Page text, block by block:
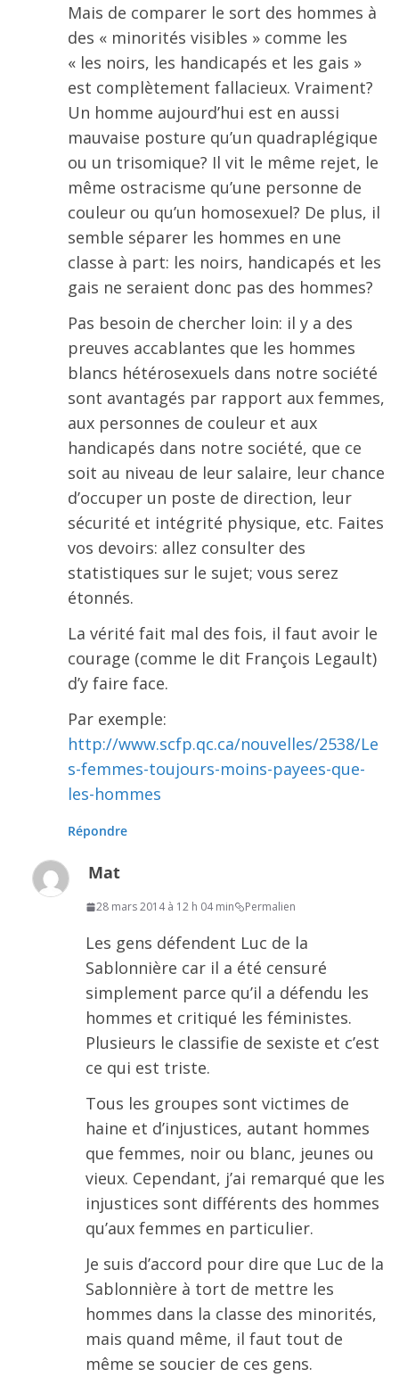
Mais de comparer le sort des hommes à
des « minorités visibles » comme les
« les noirs, les handicapés et les gais »
est complètement fallacieux. Vraiment?
Un homme aujourd’hui est en aussi
mauvaise posture qu’un quadraplégique
ou un trisomique? Il vit le même rejet, le
même ostracisme qu’une personne de
couleur ou qu’un homosexuel? De plus, il
semble séparer les hommes en une
classe à part: les noirs, handicapés et les
gais ne seraient donc pas des hommes?
Pas besoin de chercher loin: il y a des
preuves accablantes que les hommes
blancs hétérosexuels dans notre société
sont avantagés par rapport aux femmes,
aux personnes de couleur et aux
handicapés dans notre société, que ce
soit au niveau de leur salaire, leur chance
d’occuper un poste de direction, leur
sécurité et intégrité physique, etc. Faites
vos devoirs: allez consulter des
statistiques sur le sujet; vous serez
étonnés.
La vérité fait mal des fois, il faut avoir le
courage (comme le dit François Legault)
d’y faire face.
Par exemple:
http://www.scfp.qc.ca/nouvelles/2538/Le
s-femmes-toujours-moins-payees-que-
les-hommes
Répondre
Mat
28 mars 2014 à 12 h 04 min Permalien
Les gens défendent Luc de la
Sablonnière car il a été censuré
simplement parce qu’il a défendu les
hommes et critiqué les féministes.
Plusieurs le classifie de sexiste et c’est
ce qui est triste.
Tous les groupes sont victimes de
haine et d’injustices, autant hommes
que femmes, noir ou blanc, jeunes ou
vieux. Cependant, j’ai remarqué que les
injustices sont différents des hommes
qu’aux femmes en particulier.
Je suis d’accord pour dire que Luc de la
Sablonnière à tort de mettre les
hommes dans la classe des minorités,
mais quand même, il faut tout de
même se soucier de ces gens.